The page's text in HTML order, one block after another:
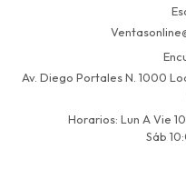
Av. Diego Portales N. 1000
Horarios: Lun A Vie
Sáb